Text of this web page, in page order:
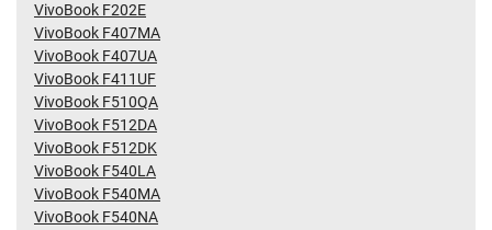
VivoBook F202E
VivoBook F407MA
VivoBook F407UA
VivoBook F411UF
VivoBook F510QA
VivoBook F512DA
VivoBook F512DK
VivoBook F540LA
VivoBook F540MA
VivoBook F540NA